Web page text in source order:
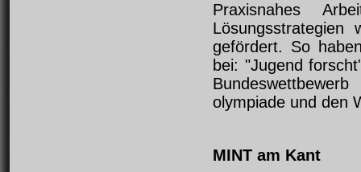
Praxisnahes
Lösungsstrategien
gefördert. So
bei: "Jugend
olympiade und den
MINT am Kant